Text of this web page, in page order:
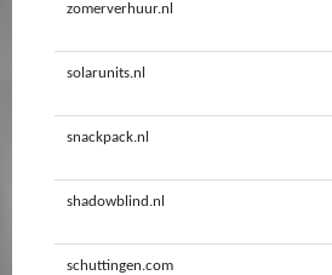
zomerverhuur.nl
solarunits.nl
snackpack.nl
shadowblind.nl
schuttingen.com